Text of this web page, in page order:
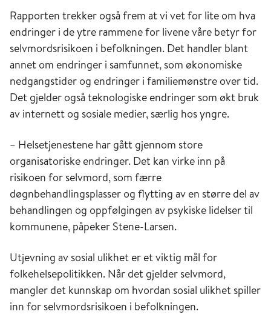
Rapporten trekker også frem at vi vet for lite om hva
endringer i de ytre rammene for livene våre betyr for
selvmordsrisikoen i befolkningen. Det handler blant
annet om endringer i samfunnet, som økonomiske
nedgangstider og endringer i familiemønstre over tid.
Det gjelder også teknologiske endringer som økt bruk
av internett og sosiale medier, særlig hos yngre.
– Helsetjenestene har gått gjennom store
organisatoriske endringer. Det kan virke inn på
risikoen for selvmord, som færre
døgnbehandlingsplasser og flytting av en større del av
behandlingen og oppfølgingen av psykiske lidelser til
kommunene, påpeker Stene-Larsen.
Utjevning av sosial ulikhet er et viktig mål for
folkehelsepolitikken. Når det gjelder selvmord,
mangler det kunnskap om hvordan sosial ulikhet spiller
inn for selvmordsrisikoen i befolkningen.